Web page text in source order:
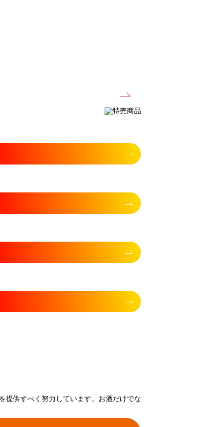
提供すべく努力しています。お酒だけでな